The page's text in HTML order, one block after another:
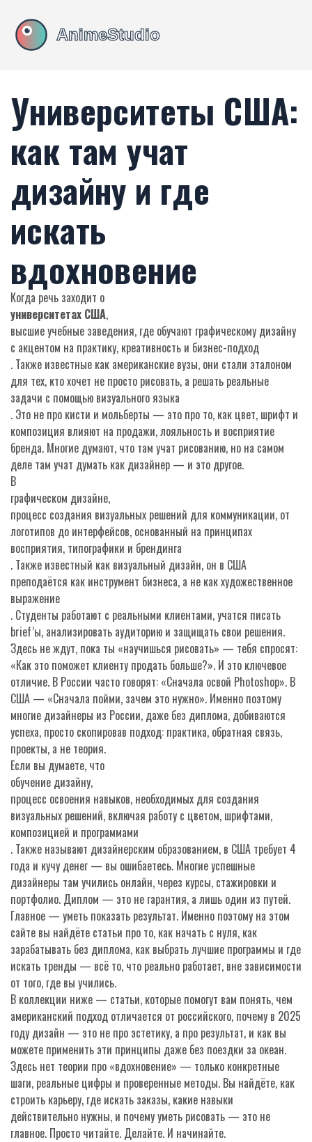
Университеты США:
как там учат
дизайну и где
искать
вдохновение
Когда речь заходит о
университетах США,
высшие учебные заведения, где обучают графическому дизайну
с акцентом на практику, креативность и бизнес-подход
. Также известные как американские вузы, они стали эталоном
для тех, кто хочет не просто рисовать, а решать реальные
задачи с помощью визуального языка
. Это не про кисти и мольберты — это про то, как цвет, шрифт и
композиция влияют на продажи, лояльность и восприятие
бренда. Многие думают, что там учат рисованию, но на самом
деле там учат думать как дизайнер — и это другое.
В
графическом дизайне,
процесс создания визуальных решений для коммуникации, от
логотипов до интерфейсов, основанный на принципах
восприятия, типографики и брендинга
. Также известный как визуальный дизайн, он в США
преподаётся как инструмент бизнеса, а не как художественное
выражение
. Студенты работают с реальными клиентами, учатся писать
brief’ы, анализировать аудиторию и защищать свои решения.
Здесь не ждут, пока ты «научишься рисовать» — тебя спросят:
«Как это поможет клиенту продать больше?». И это ключевое
отличие. В России часто говорят: «Сначала освой Photoshop». В
США — «Сначала пойми, зачем это нужно». Именно поэтому
многие дизайнеры из России, даже без диплома, добиваются
успеха, просто скопировав подход: практика, обратная связь,
проекты, а не теория.
Если вы думаете, что
обучение дизайну,
процесс освоения навыков, необходимых для создания
визуальных решений, включая работу с цветом, шрифтами,
композицией и программами
. Также называют дизайнерским образованием, в США требует 4
года и кучу денег — вы ошибаетесь. Многие успешные
дизайнеры там учились онлайн, через курсы, стажировки и
портфолио. Диплом — это не гарантия, а лишь один из путей.
Главное — уметь показать результат. Именно поэтому на этом
сайте вы найдёте статьи про то, как начать с нуля, как
зарабатывать без диплома, как выбрать лучшие программы и где
искать тренды — всё то, что реально работает, вне зависимости
от того, где вы учились.
В коллекции ниже — статьи, которые помогут вам понять, чем
американский подход отличается от российского, почему в 2025
году дизайн — это не про эстетику, а про результат, и как вы
можете применить эти принципы даже без поездки за океан.
Здесь нет теории про «вдохновение» — только конкретные
шаги, реальные цифры и проверенные методы. Вы найдёте, как
строить карьеру, где искать заказы, какие навыки
действительно нужны, и почему уметь рисовать — это не
главное. Просто читайте. Делайте. И начинайте.